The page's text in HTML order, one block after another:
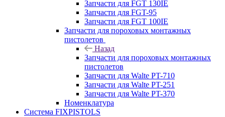
Запчасти для FGT 130IE
Запчасти для FGT-95
Запчасти для FGT 100IE
Запчасти для пороховых монтажных
пистолетов
Назад
Запчасти для пороховых монтажных
пистолетов
Запчасти для Walte PT-710
Запчасти для Walte PT-251
Запчасти для Walte PT-370
Номенклатура
Система FIXPISTOLS